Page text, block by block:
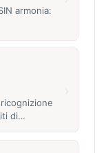
armonia:
di…